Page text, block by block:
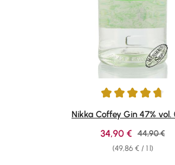
Average rating of 4.79 out of 5 stars
Nikka Coffey Gin 47% vol.
(49,86 € / 1 l)
Sale price:
34,90 € Regular
44,90 €